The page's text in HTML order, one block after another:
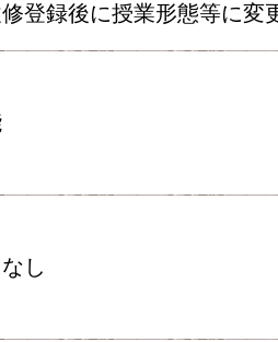
登録後に授業形態等に変
し